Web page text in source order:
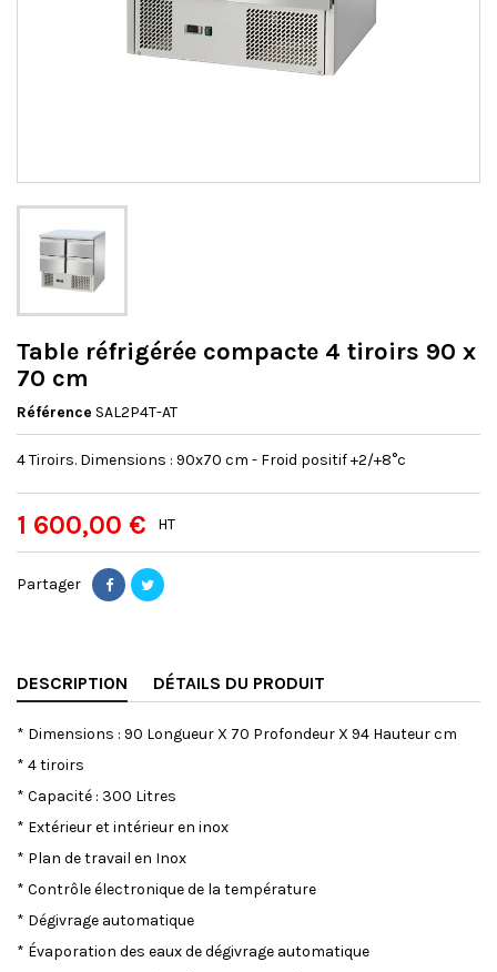
Table réfrigérée compacte 4 tiroirs 90 x
70 cm
Référence SAL2P4T-AT
4 Tiroirs. Dimensions : 90x70 cm - Froid positif +2/+8°c
1 600,00 € HT
Partager
DESCRIPTION DÉTAILS DU PRODUIT
* Dimensions : 90 Longueur X 70 Profondeur X 94 Hauteur cm
* 4 tiroirs
* Capacité : 300 Litres
* Extérieur et intérieur en inox
* Plan de travail en Inox
* Contrôle électronique de la température
* Dégivrage automatique
* Évaporation des eaux de dégivrage automatique